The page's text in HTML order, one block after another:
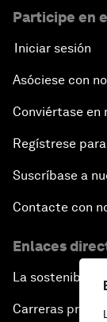
Participe en
Iniciar sesión
Asóciese con
Conviértase en
Regístrese
Suscríbase a
Contacte con
Enlaces
La
Carreras